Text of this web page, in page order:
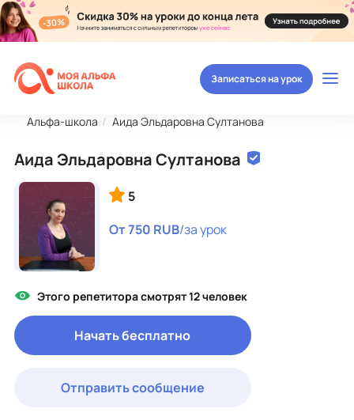
Записаться на урок
Альфа-школа Аида Эльдаровна Султанова
Аида Эльдаровна Султанова
5
От 750 RUB/за урок
Этого репетитора смотрят 12 человек
Начать бесплатно
Отправить сообщение